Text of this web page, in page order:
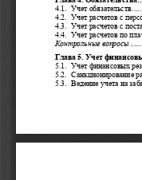
4.1.
Учет обязательств
4.2.
Учет расчетов с
4.3.
Учет расчетов с
4.4.
Учет расчетов по
Контрольные вопросы
Глава 5. Учет
5.1.
Учет финансовых
5.2.
Санкционирование
5.3.
Ведение учета на